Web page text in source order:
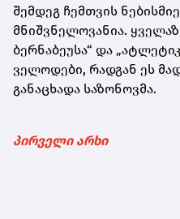
შემდეგ ჩემთვის
მნიშვნელოვანია.
ბერნაბეუსა“ და
ველოდები, რადგან ეს
განაცხადა საზონოვმა.
პირველი არხი